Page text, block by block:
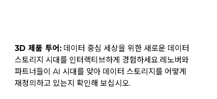
3D 제품 투어: 데이터 중심 세상을 위한 새로운 데이터
스토리지 시대를 인터랙티브하게 경험하세요.레노버와
파트너들이 AI 시대를 맞아 데이터 스토리지를 어떻게
재정의하고 있는지 확인해 보십시오.